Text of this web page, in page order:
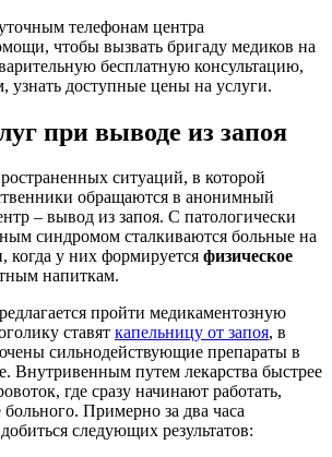
телефонам центра
чтобы вызвать бригаду медиков на
бесплатную консультацию,
узнать доступные цены на услуги.
при выводе из запоя
ситуаций, в которой
обращаются в анонимный
– вывод из запоя. С патологически
синдромом сталкиваются больные на
когда у них формируется физическое
напиткам.
пройти медикаментозную
ставят капельницу от запоя, в
сильнодействующие препараты в
Внутривенным путем лекарства быстрее
где сразу начинают работать,
Примерно за два часа
следующих результатов: